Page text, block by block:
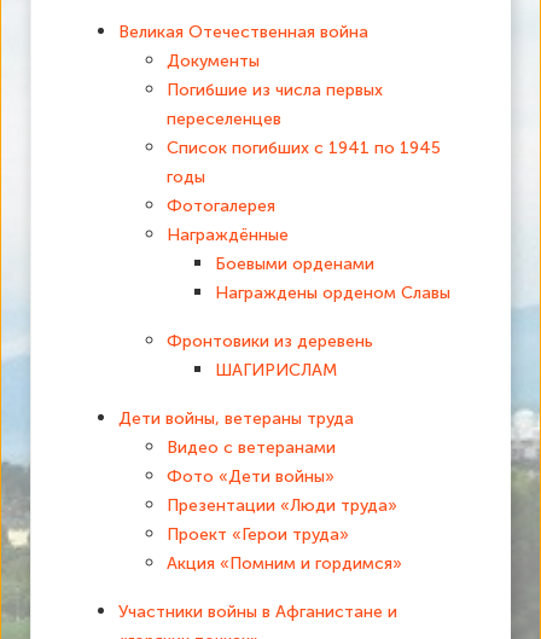
Великая Отечественная война
Документы
Погибшие из числа первых
переселенцев
Список погибших с 1941 по 1945
годы
Фотогалерея
Награждённые
Боевыми орденами
Награждены орденом Славы
Фронтовики из деревень
ШАГИРИСЛАМ
Дети войны, ветераны труда
Видео с ветеранами
Фото «Дети войны»
Презентации «Люди труда»
Проект «Герои труда»
Акция «Помним и гордимся»
Участники войны в Афганистане и